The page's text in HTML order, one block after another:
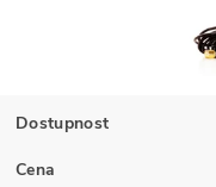
Dostupnost
Cena